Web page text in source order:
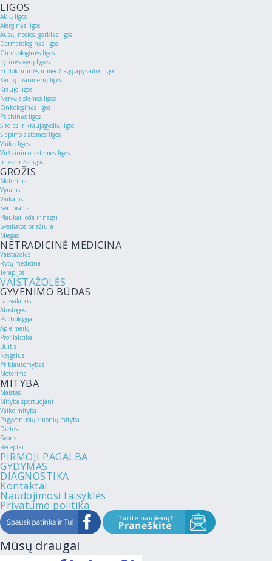
LIGOS
Akių ligos
Alerginės ligos
Ausų, nosies, gerklės ligos
Dermatologinės ligos
Ginekologinės ligos
Lytinės vyrų lygos
Endokrininės ir medžiagų apykaitos ligos
Kaulų - raumenų ligos
Kraujo ligos
Nervų sistemos ligos
Onkologinės ligos
Psichinės ligos
Širdies ir kraujagyslių ligos
Šlapimo sistemos ligos
Vaikų ligos
Virškinimo sistemos ligos
Infekcinės ligos
GROŽIS
Moterims
Vyrams
Vaikams
Senjorams
Plaukai, oda ir nagai
Sveikatos priežiūra
Miegas
NETRADICINĖ MEDICINA
Vaistažolės
Rytų medicina
Terapijos
VAISTAŽOLĖS
GYVENIMO BŪDAS
Laisvalaikis
Atostogos
Psichologija
Apie meilę
Profilaktika
Buitis
Neįgalus
Priklausomybės
Moterims
MITYBA
Maistas
Mityba sportuojant
Vaiko mityba
Pagyvenusių žmonių mityba
Dietos
Svoris
Receptai
PIRMOJI PAGALBA
GYDYMAS
DIAGNOSTIKA
Kontaktai
Naudojimosi taisyklės
Privatumo politika
Mūsų draugai